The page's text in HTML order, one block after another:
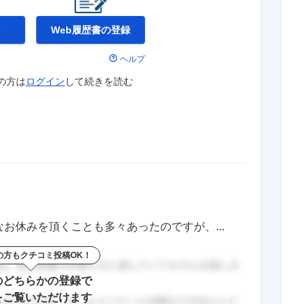
Web履歴書の登録
ヘルプ
方はログイン して続きを読む
休みを頂くことも多々あったのですが、...
方もクチコミ投稿OK！
どちらかの登録で
ご覧いただけます